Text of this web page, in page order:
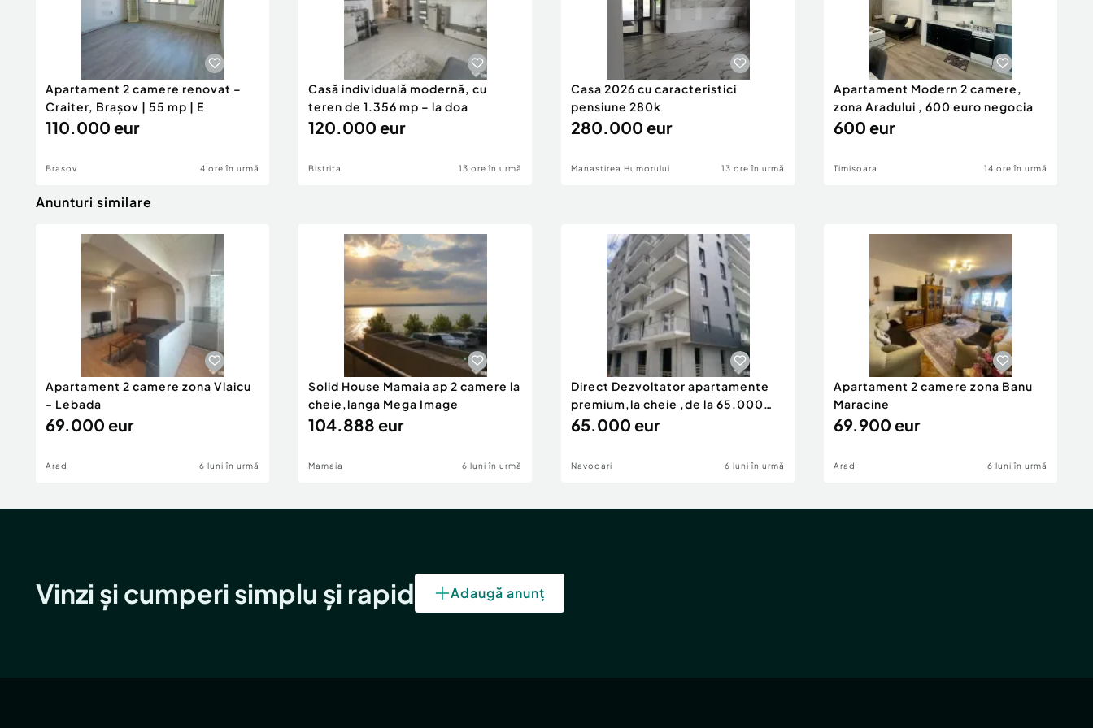
Tip imobil:Bloc de apartamente
Număr Băi:
Nr. locuri parcare:
Apartament 2 camere renovat –
Craiter, Brașov | 55 mp | E
110.000 eur
Brasov 4 ore în urmă
Casă individuală modernă, cu
teren de 1.356 mp – la doa
120.000 eur
Bistrita 13 ore în urmă
Casa 2026 cu caracteristici
pensiune 280k
280.000 eur
Manastirea Humorului 13 ore în urmă
Apartament Modern 2 camere,
zona Aradului , 600 euro negocia
600 eur
Timisoara 14 ore în urmă
Anunturi similare
Apartament 2 camere zona Vlaicu
- Lebada
69.000 eur
Arad 6 luni în urmă
Solid House Mamaia ap 2 camere la
cheie,langa Mega Image
104.888 eur
Mamaia 6 luni în urmă
Direct Dezvoltator apartamente
premium,la cheie ,de la 65.000
eur
65.000 eur
Navodari 6 luni în urmă
Apartament 2 camere zona Banu
Maracine
69.900 eur
Arad 6 luni în urmă
Vinzi și cumperi simplu și rapid Adaugă anunț